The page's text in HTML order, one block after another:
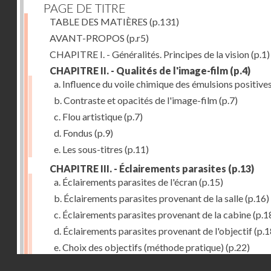
PAGE DE TITRE
TABLE DES MATIÈRES (p.131)
AVANT-PROPOS (p.r5)
CHAPITRE I. - Généralités. Principes de la vision(p.1)
CHAPITRE II. - Qualités de l'image-film (p.4)
a. Influence du voile chimique des émulsions
b. Contraste et opacités de l'image-film(p.7)
c. Flou artistique(p.7)
d. Fondus (p.9)
e. Les sous-titres (p.11)
CHAPITRE III. - Éclairements parasites (p.13)
a. Éclairements parasites de l'écran(p.15)
b. Éclairements parasites provenant de la salle(p.16)
c. Éclairements parasites provenant de la cabine
d. Éclairements parasites provenant de l'objectif
e. Choix des objectifs (méthode pratique) (p.22)